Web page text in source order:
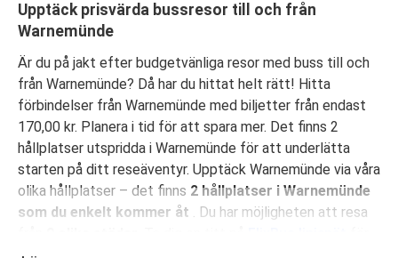
Upptäck prisvärda bussresor till och från
Warnemünde
Är du på jakt efter budgetvänliga resor med buss till och
från Warnemünde? Då har du hittat helt rätt! Hitta
förbindelser från Warnemünde med biljetter från endast
170,00 kr. Planera i tid för att spara mer. Det finns 2
hållplatser utspridda i Warnemünde för att underlätta
starten på ditt reseäventyr. Upptäck Warnemünde via våra
olika hållplatser – det finns 2 hållplatser i Warnemünde
som du enkelt kommer åt . Du har möjligheten att resa